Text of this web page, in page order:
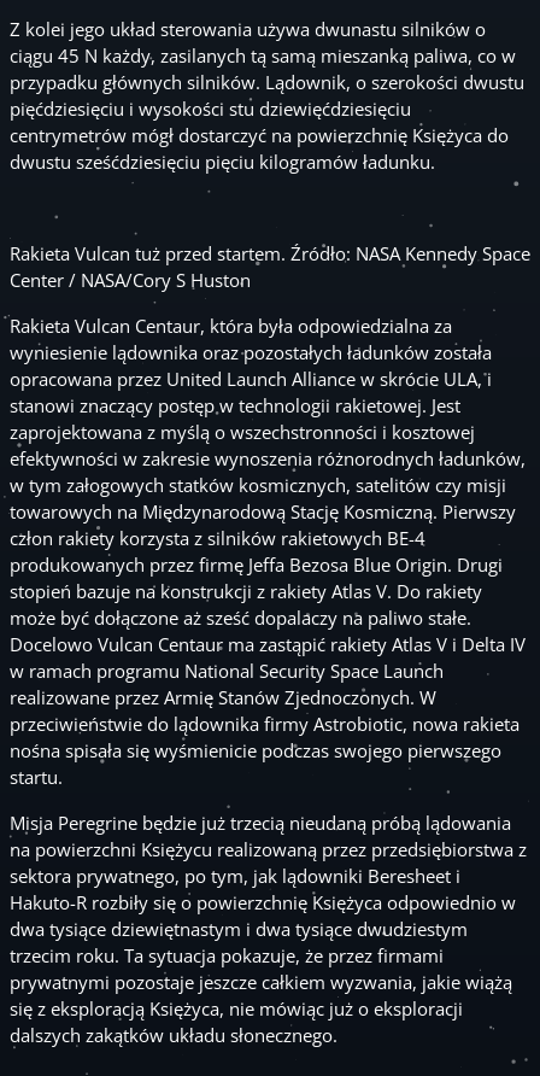
Z kolei jego układ sterowania używa dwunastu silników o
ciągu 45 N każdy, zasilanych tą samą mieszanką paliwa, co w
przypadku głównych silników. Lądownik, o szerokości dwustu
pięćdziesięciu i wysokości stu dziewięćdziesięciu
centrymetrów mógł dostarczyć na powierzchnię Księżyca do
dwustu sześćdziesięciu pięciu kilogramów ładunku.
Rakieta Vulcan tuż przed startem. Źródło: NASA Kennedy Space
Center / NASA/Cory S Huston
Rakieta Vulcan Centaur, która była odpowiedzialna za
wyniesienie lądownika oraz pozostałych ładunków została
opracowana przez United Launch Alliance w skrócie ULA, i
stanowi znaczący postęp w technologii rakietowej. Jest
zaprojektowana z myślą o wszechstronności i kosztowej
efektywności w zakresie wynoszenia różnorodnych ładunków,
w tym załogowych statków kosmicznych, satelitów czy misji
towarowych na Międzynarodową Stację Kosmiczną. Pierwszy
człon rakiety korzysta z silników rakietowych BE-4
produkowanych przez firmę Jeffa Bezosa Blue Origin. Drugi
stopień bazuje na konstrukcji z rakiety Atlas V. Do rakiety
może być dołączone aż sześć dopalaczy na paliwo stałe.
Docelowo Vulcan Centaur ma zastąpić rakiety Atlas V i Delta IV
w ramach programu National Security Space Launch
realizowane przez Armię Stanów Zjednoczonych. W
przeciwieństwie do lądownika firmy Astrobiotic, nowa rakieta
nośna spisała się wyśmienicie podczas swojego pierwszego
startu.
Misja Peregrine będzie już trzecią nieudaną próbą lądowania
na powierzchni Księżycu realizowaną przez przedsiębiorstwa z
sektora prywatnego, po tym, jak lądowniki Beresheet i
Hakuto-R rozbiły się o powierzchnię Księżyca odpowiednio w
dwa tysiące dziewiętnastym i dwa tysiące dwudziestym
trzecim roku. Ta sytuacja pokazuje, że przez firmami
prywatnymi pozostaje jeszcze całkiem wyzwania, jakie wiążą
się z eksploracją Księżyca, nie mówiąc już o eksploracji
dalszych zakątków układu słonecznego.